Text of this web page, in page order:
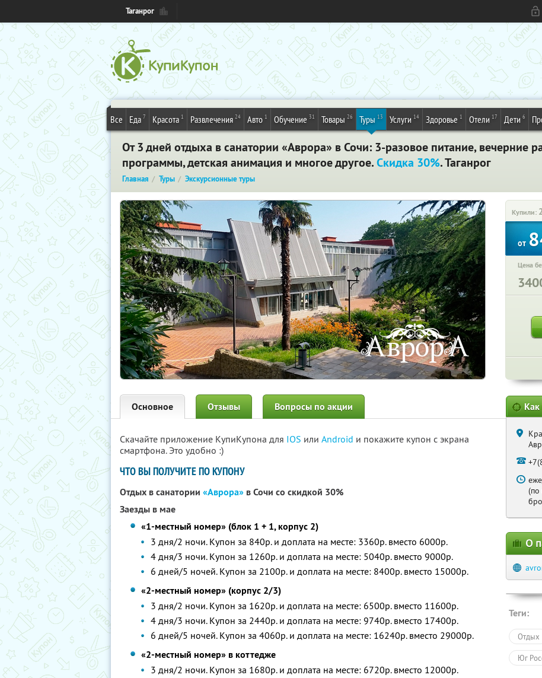
Таганрог
Все Еда 7 Красота 1 Развлечения 24 Авто 1 Обучение 31 Товары 26 Туры 13 Услуги 14 Здоровье 1 Отели 17 Дети 6
От 3 дней отдыха в санатории «Аврора» в Сочи: 3-разовое питание, вечерние
программы, детская анимация и многое другое.Скидка 30%. Таганрог
Главная Туры Экскурсионные туры
Купили:
от
Цена
Основное Отзывы Вопросы по акции
Скачайте приложение КупиКупона для IOS или Android и покажите купон с экрана
смартфона. Это удобно :)
ЧТО ВЫ ПОЛУЧИТЕ ПО КУПОНУ
Отдых в санатории «Аврора» в Сочи со скидкой 30%
Заезды в мае
«1-местный номер» (блок 1 + 1, корпус 2)
3 дня/2 ночи. Купон за 840р. и доплата на месте: 3360р. вместо 6000р.
4 дня/3 ночи. Купон за 1260р. и доплата на месте: 5040р. вместо 9000р.
6 дней/5 ночей. Купон за 2100р. и доплата на месте: 8400р. вместо 15000р.
«2-местный номер» (корпус 2/3)
3 дня/2 ночи. Купон за 1620р. и доплата на месте: 6500р. вместо 11600р.
4 дня/3 ночи. Купон за 2440р. и доплата на месте: 9740р. вместо 17400р.
6 дней/5 ночей. Купон за 4060р. и доплата на месте: 16240р. вместо 29000р.
«2-местный номер» в коттедже
3 дня/2 ночи. Купон за 1680р. и доплата на месте: 6720р. вместо 12000р.
Как
(по
О
Теги:
Отдых
Юг